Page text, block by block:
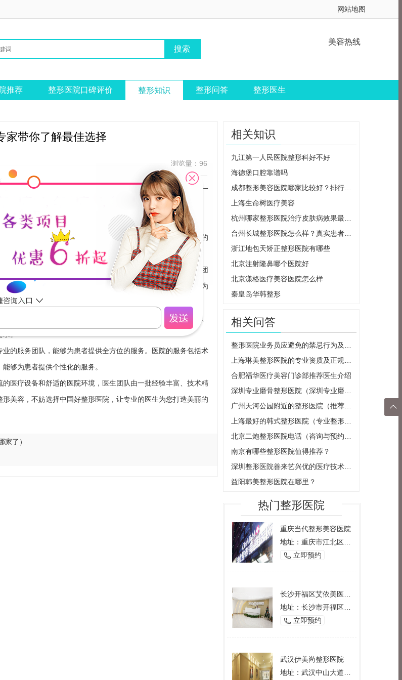
网站地图
美容热线
推荐 整形医院口碑评价 整形知识 整形问答 整形医生
家带你了解最佳选择
浏览量：96
的外貌，希望通过整形来改变自己的形象。但是，整形美容是一
样？下面，我们将由专家为大家详细介绍。
流的医疗设备和舒适的医院环境，为患者提供一个安全、舒适的
外，医院的设备也是国际领先水平，为患者提供的整形技术。
的医生团队由一批经验丰富、技术精湛的整形专家组成。医生团
队中的每一位医生都具有丰富的整形经验和高超的技术，能够为
技术，能够为患者提供多种整形手术，如隆鼻、隆胸、双眼皮、
求。
的服务团队，能够为患者提供全方位的服务。医院的服务包括术
够为患者提供个性化的服务。
医疗设备和舒适的医院环境，医生团队由一批经验丰富、技术精
美容，不妨选择中国好整形医院，让专业的医生为您打造美丽的
家了）
相关知识
九江第一人民医院整形科好不好
海德堡口腔靠谱吗
上海生命树医疗美容
浙江地包天矫正整形医院有哪些
北京注射隆鼻哪个医院好
北京漾格医疗美容医院怎么样
秦皇岛华韩整形
相关问答
合肥福华医疗美容门诊部推荐医生介绍
南京有哪些整形医院值得推荐？
益阳韩美整形医院在哪里？
热门整形医院
重庆当代整形美容医院
 立即预约
 立即预约
武汉伊美尚整形医院
